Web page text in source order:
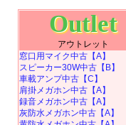
Outlet
アウトレット
窓口用マイク中古【A】
スピーカー30W中古【B】
車載アンプ中古【C】
肩掛メガホン中古【A】
録音メガホン中古【A】
灰防水メガホン中古【A】